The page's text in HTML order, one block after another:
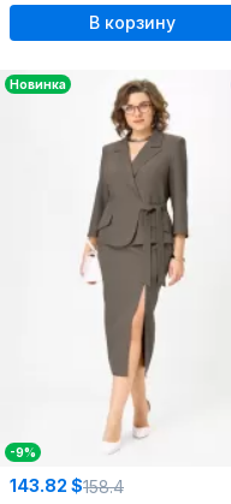
В корзину
Новинка
-9%
143.82 $158.4